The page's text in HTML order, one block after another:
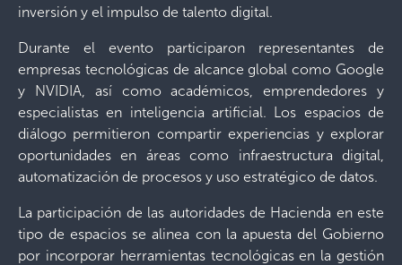
inversión y el impulso de talento digital.
Durante el evento participaron representantes de
empresas tecnológicas de alcance global como Google
y NVIDIA, así como académicos, emprendedores y
especialistas en inteligencia artificial. Los espacios de
diálogo permitieron compartir experiencias y explorar
oportunidades en áreas como infraestructura digital,
automatización de procesos y uso estratégico de datos.
La participación de las autoridades de Hacienda en este
tipo de espacios se alinea con la apuesta del Gobierno
por incorporar herramientas tecnológicas en la gestión